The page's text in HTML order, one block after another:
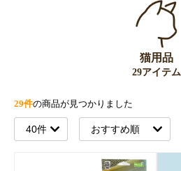
猫用品
29アイテム
29件の商品が見つかりました